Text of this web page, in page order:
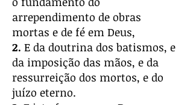
arrependimento de obras
mortas e de fé em Deus,
2. E da doutrina dos batismos, e
da imposição das mãos, e da
ressurreição dos mortos, e do
juízo eterno.